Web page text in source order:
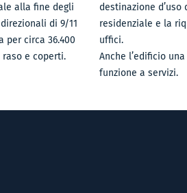
alla fine degli
di 9/11
per circa 36.400
e coperti.
destinazione
residenziale e la
uffici.
Anche l’edificio
funzione a servizi.